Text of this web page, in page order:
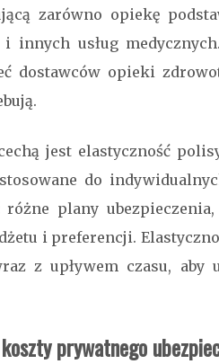
zarówno opiekę
innych usług
dostawców opieki
jest elastyczność
do
plany
i preferencji.
z upływem czasu,
prywatnego